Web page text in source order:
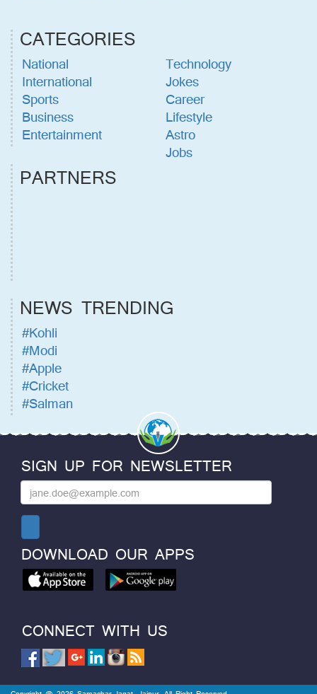
CATEGORIES
National
International
Sports
Business
Entertainment
Technology
Jokes
Career
Lifestyle
Astro
Jobs
PARTNERS
NEWS TRENDING
#Kohli
#Modi
#Apple
#Cricket
#Salman
SIGN UP FOR NEWSLETTER
DOWNLOAD OUR APPS
CONNECT WITH US